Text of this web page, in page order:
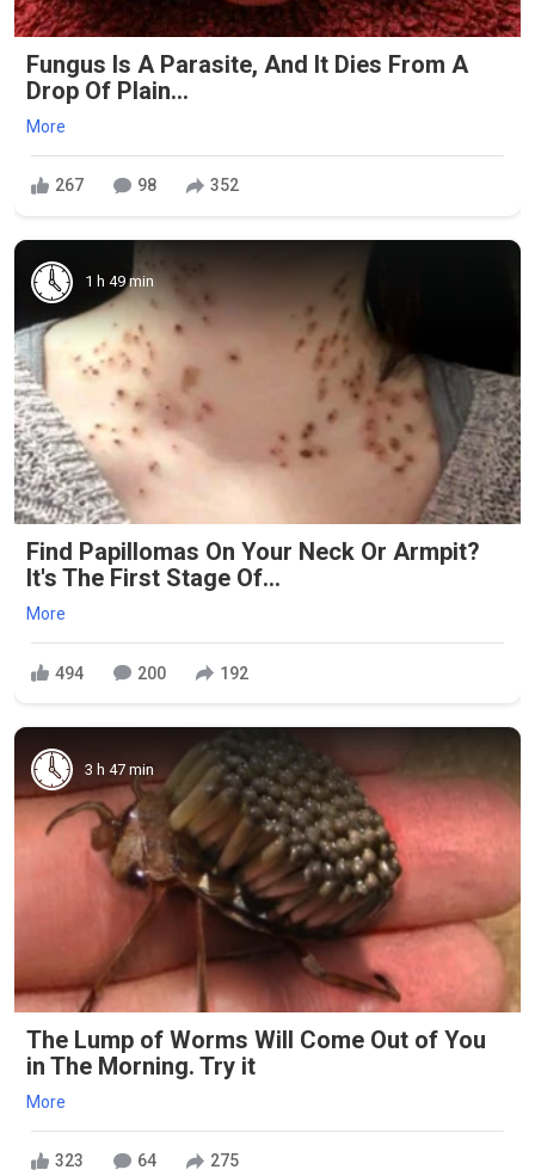
Fungus Is A Parasite, And It Dies From A
Drop Of Plain...
More
267 98 352
1 h 49 min
Find Papillomas On Your Neck Or Armpit?
It's The First Stage Of...
More
494 200 192
3 h 47 min
The Lump of Worms Will Come Out of You
in The Morning. Try it
More
323 64 275